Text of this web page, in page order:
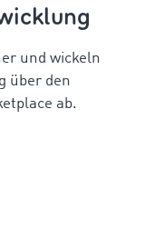
und wickeln
über den
ab.